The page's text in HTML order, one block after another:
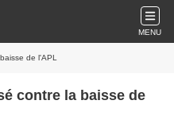
MENU
de l'APL
contre la baisse de